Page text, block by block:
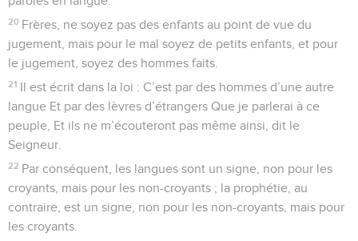
20 Frères, ne soyez pas des enfants au point de vue du
jugement, mais pour le mal soyez de petits enfants, et pour
le jugement, soyez des hommes faits.
21 Il est écrit dans la loi : C’est par des hommes d’une autre
langue Et par des lèvres d’étrangers Que je parlerai à ce
peuple, Et ils ne m’écouteront pas même ainsi, dit le
Seigneur.
22 Par conséquent, les langues sont un signe, non pour les
croyants, mais pour les non-croyants ; la prophétie, au
contraire, est un signe, non pour les non-croyants, mais pour
les croyants.